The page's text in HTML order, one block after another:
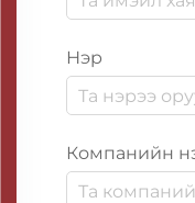
Нэр
Компанийн